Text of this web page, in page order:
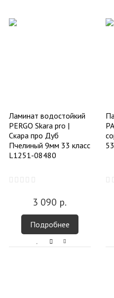
Ламинат водостойкий
PERGO Skara pro |
Скара про Дуб
Пчелиный 9мм 33 класс
L1251-08480
3 090 р.
Подробнее